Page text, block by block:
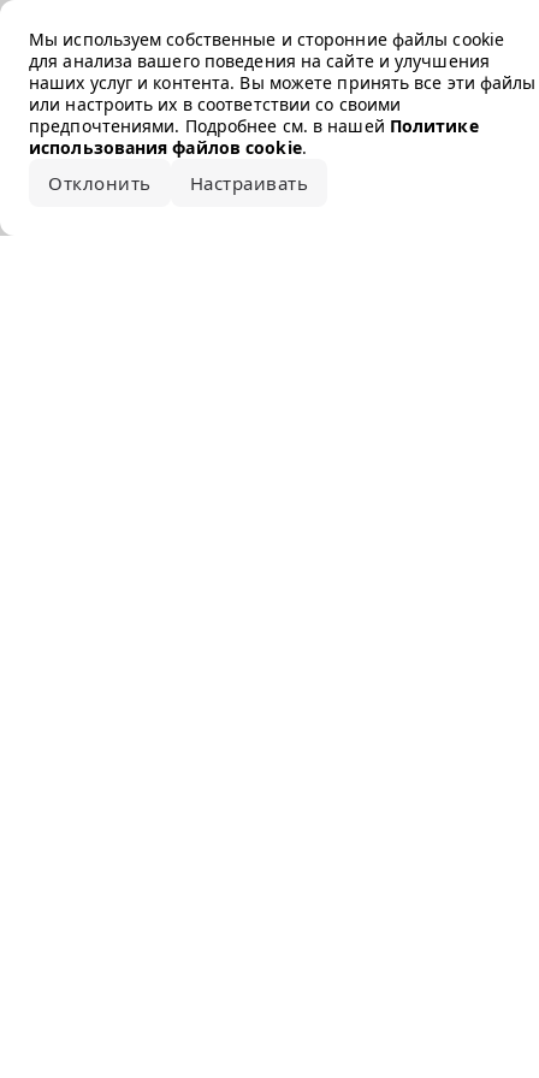
Мы используем собственные и сторонние файлы cookie
для анализа вашего поведения на сайте и улучшения
наших услуг и контента. Вы можете принять все эти файлы
или настроить их в соответствии со своими
предпочтениями. Подробнее см. в нашей Политике
использования файлов cookie.
Отклонить Настраивать
Error loading the brand